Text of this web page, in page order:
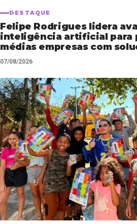
DESTAQUE
Felipe Rodrigues lidera
inteligência artificial para
médias empresas com
automação empresarial
07/08/2026